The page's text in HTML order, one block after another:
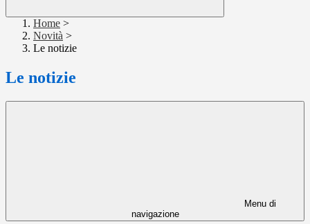
Home >
Novità >
Le notizie
Le notizie
Menu di
navigazione